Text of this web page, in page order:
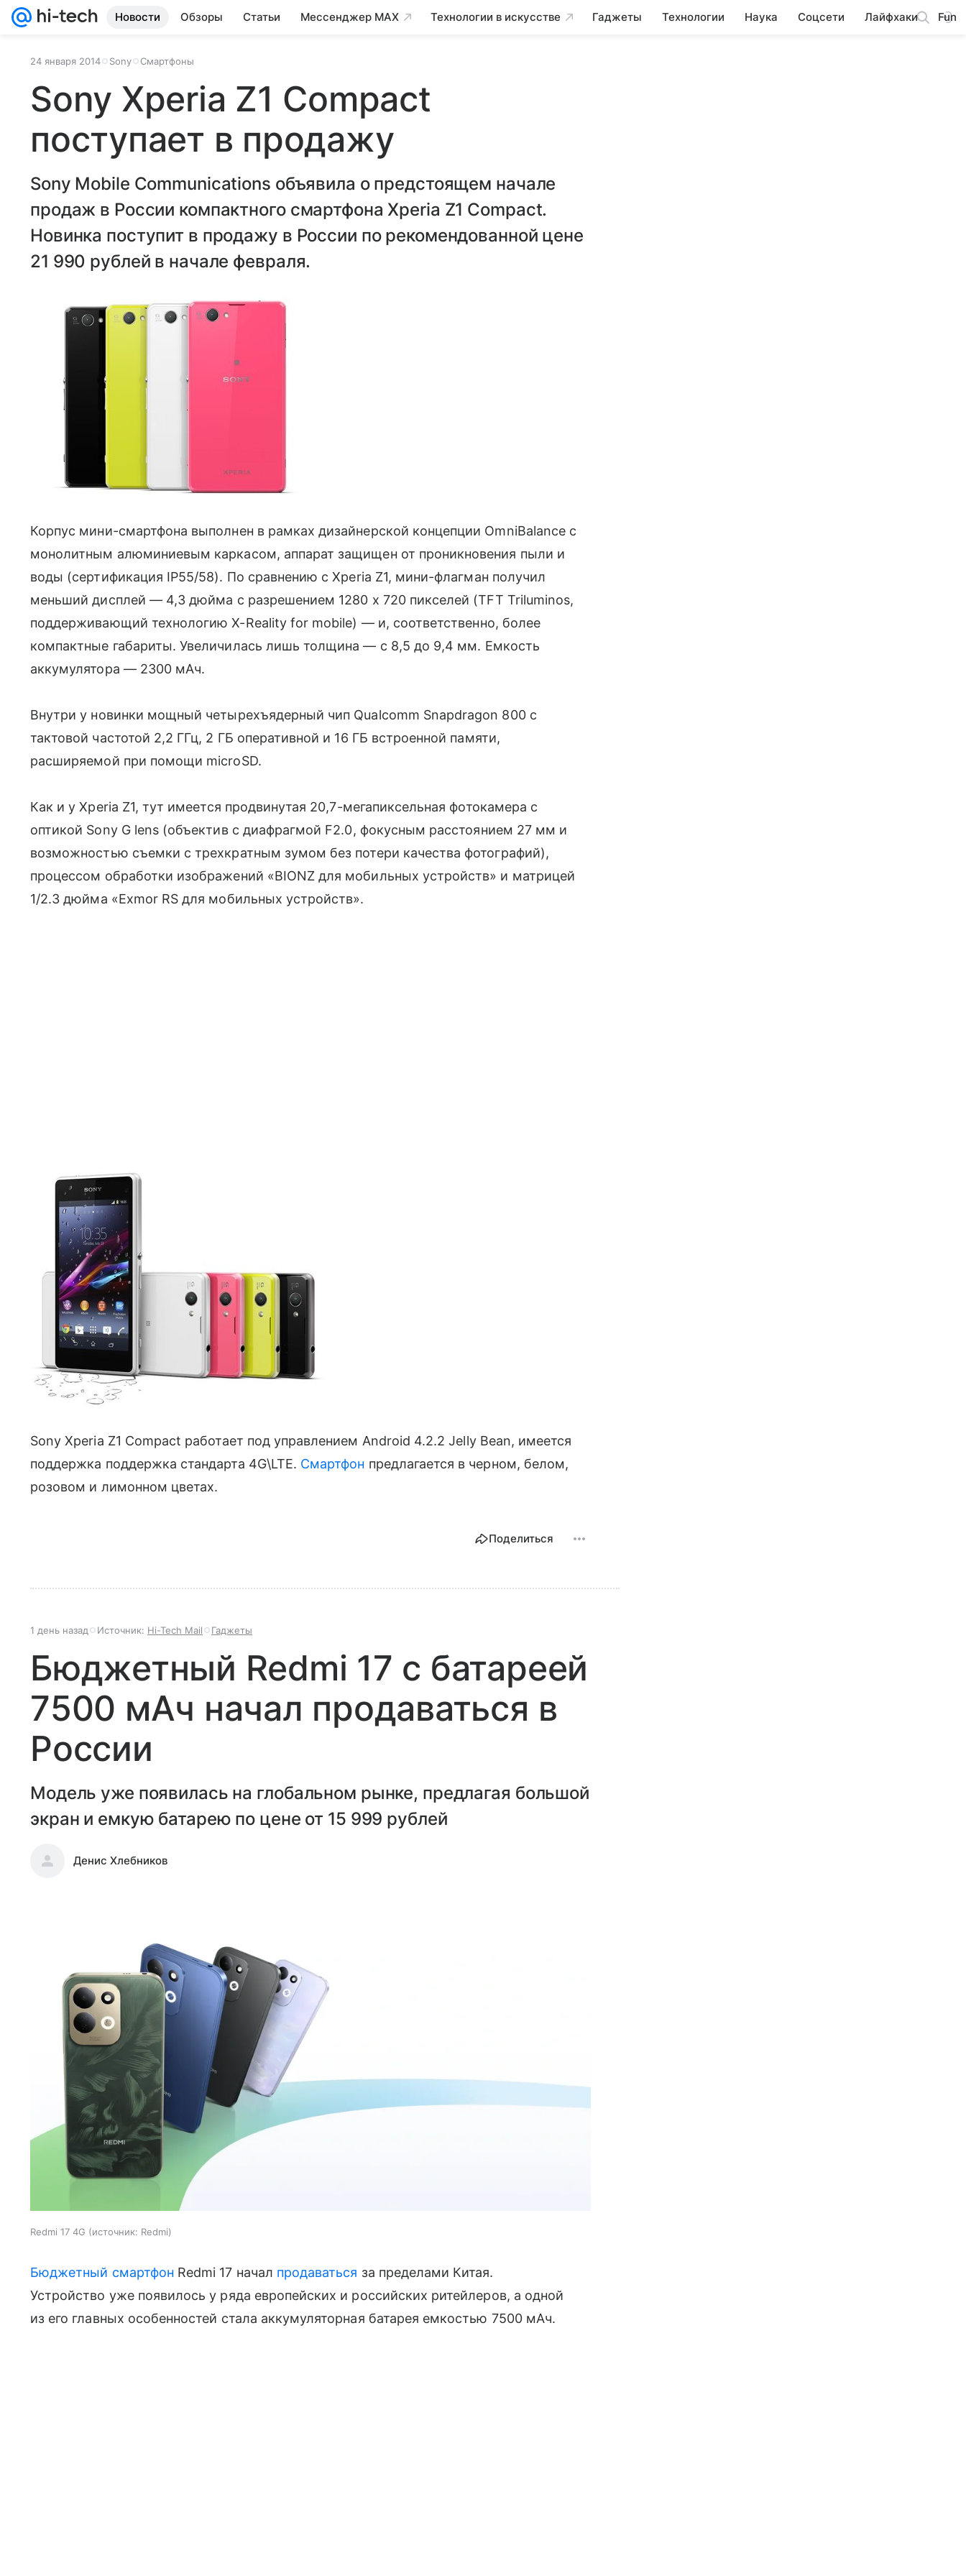
Новости Обзоры Статьи Мессенджер MAX Технологии в искусстве Гаджеты Технологии Наука Соцсети Лайфхаки Fun
24 января 2014 Sony Смартфоны
Sony Xperia Z1 Compact
поступает в продажу
Sony Mobile Communications объявила о предстоящем начале
продаж в России компактного смартфона Xperia Z1 Compact.
Новинка поступит в продажу в России по рекомендованной цене
21 990 рублей в начале февраля.
Корпус мини-смартфона выполнен в рамках дизайнерской концепции OmniBalance с
монолитным алюминиевым каркасом, аппарат защищен от проникновения пыли и
воды (сертификация IP55/58). По сравнению с Xperia Z1, мини-флагман получил
меньший дисплей — 4,3 дюйма с разрешением 1280 х 720 пикселей (TFT Triluminos,
поддерживающий технологию X-Reality for mobile) — и, соответственно, более
компактные габариты. Увеличилась лишь толщина — с 8,5 до 9,4 мм. Емкость
аккумулятора — 2300 мАч.
Внутри у новинки мощный четырехъядерный чип Qualcomm Snapdragon 800 с
тактовой частотой 2,2 ГГц, 2 ГБ оперативной и 16 ГБ встроенной памяти,
расширяемой при помощи microSD.
Как и у Xperia Z1, тут имеется продвинутая 20,7-мегапиксельная фотокамера с
оптикой Sony G lens (объектив с диафрагмой F2.0, фокусным расстоянием 27 мм и
возможностью съемки с трехкратным зумом без потери качества фотографий),
процессом обработки изображений «BIONZ для мобильных устройств» и матрицей
1/2.3 дюйма «Exmor RS для мобильных устройств».
Sony Xperia Z1 Compact работает под управлением Android 4.2.2 Jelly Bean, имеется
поддержка поддержка стандарта 4G\LTE. Смартфон предлагается в черном, белом,
розовом и лимонном цветах.
Поделиться
1 день назад Источник: Hi-Tech Mail Гаджеты
Бюджетный Redmi 17 с батареей
7500 мАч начал продаваться в
России
Модель уже появилась на глобальном рынке, предлагая большой
экран и емкую батарею по цене от 15 999 рублей
Денис Хлебников
Redmi 17 4G источник: Redmi
Бюджетный смартфон Redmi 17 начал продаваться за пределами Китая.
Устройство уже появилось у ряда европейских и российских ритейлеров, а одной
из его главных особенностей стала аккумуляторная батарея емкостью 7500 мАч.